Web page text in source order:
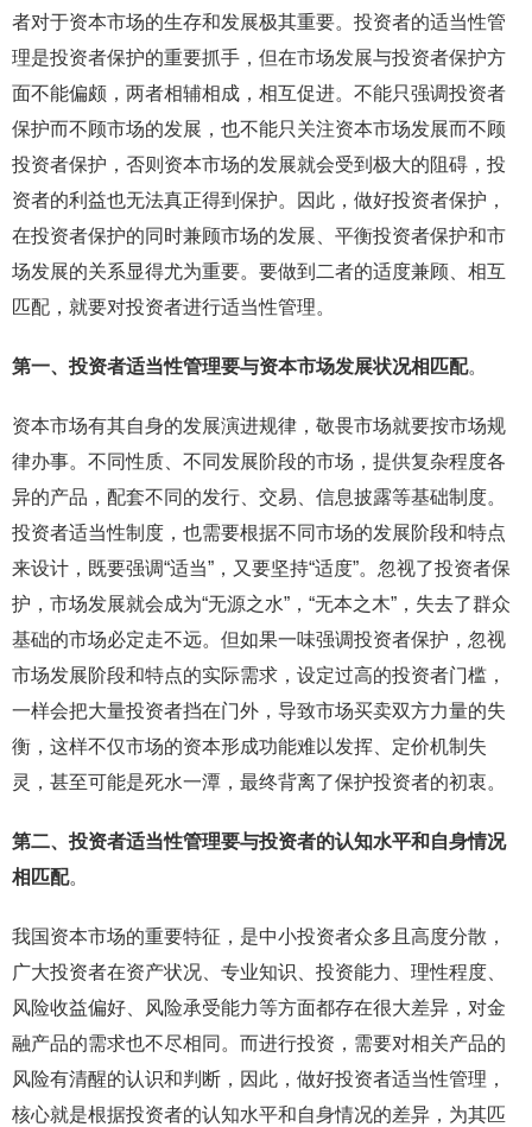
者对于资本市场的生存和发展极其重要。投资者的适当性管
理是投资者保护的重要抓手，但在市场发展与投资者保护方
面不能偏颇，两者相辅相成，相互促进。不能只强调投资者
保护而不顾市场的发展，也不能只关注资本市场发展而不顾
投资者保护，否则资本市场的发展就会受到极大的阻碍，投
资者的利益也无法真正得到保护。因此，做好投资者保护，
在投资者保护的同时兼顾市场的发展、平衡投资者保护和市
场发展的关系显得尤为重要。要做到二者的适度兼顾、相互
匹配，就要对投资者进行适当性管理。
第一、投资者适当性管理要与资本市场发展状况相匹配。
资本市场有其自身的发展演进规律，敬畏市场就要按市场规
律办事。不同性质、不同发展阶段的市场，提供复杂程度各
异的产品，配套不同的发行、交易、信息披露等基础制度。
投资者适当性制度，也需要根据不同市场的发展阶段和特点
来设计，既要强调“适当”，又要坚持“适度”。忽视了投资者保
护，市场发展就会成为“无源之水”，“无本之木”，失去了群众
基础的市场必定走不远。但如果一味强调投资者保护，忽视
市场发展阶段和特点的实际需求，设定过高的投资者门槛，
一样会把大量投资者挡在门外，导致市场买卖双方力量的失
衡，这样不仅市场的资本形成功能难以发挥、定价机制失
灵，甚至可能是死水一潭，最终背离了保护投资者的初衷。
第二、投资者适当性管理要与投资者的认知水平和自身情况
相匹配。
我国资本市场的重要特征，是中小投资者众多且高度分散，
广大投资者在资产状况、专业知识、投资能力、理性程度、
风险收益偏好、风险承受能力等方面都存在很大差异，对金
融产品的需求也不尽相同。而进行投资，需要对相关产品的
风险有清醒的认识和判断，因此，做好投资者适当性管理，
核心就是根据投资者的认知水平和自身情况的差异，为其匹